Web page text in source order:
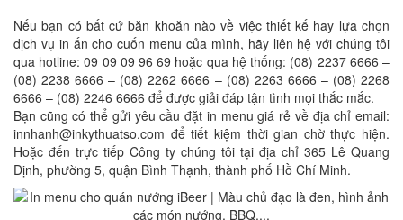
Nếu bạn có bất cứ băn khoăn nào về việc thiết kế hay lựa chọn
dịch vụ in ấn cho cuốn menu của mình, hãy liên hệ với chúng tôi
qua hotline: 09 09 09 96 69 hoặc qua hệ thống: (08) 2237 6666 –
(08) 2238 6666 – (08) 2262 6666 – (08) 2263 6666 – (08) 2268
6666 – (08) 2246 6666 để được giải đáp tận tình mọi thắc mắc.
Bạn cũng có thể gửi yêu cầu đặt in menu giá rẻ về địa chỉ email:
innhanh@inkythuatso.com để tiết kiệm thời gian chờ thực hiện.
Hoặc đến trực tiếp Công ty chúng tôi tại địa chỉ 365 Lê Quang
Định, phường 5, quận Bình Thạnh, thành phố Hồ Chí Minh.